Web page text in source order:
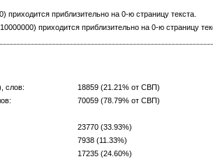
приблизительно на 0-ю страницу текста.
приходится приблизительно на 0-ю страницу
слов:
18859 (21.21% от СВП)
70059 (78.79% от СВП)
23770 (33.93%)
7938 (11.33%)
17235 (24.60%)